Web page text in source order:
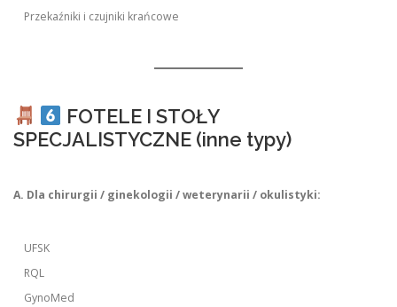
Przekaźniki i czujniki krańcowe
FOTELE I STOŁY
SPECJALISTYCZNE (inne typy)
A. Dla chirurgii / ginekologii / weterynarii / okulistyki:
UFSK
RQL
GynoMed